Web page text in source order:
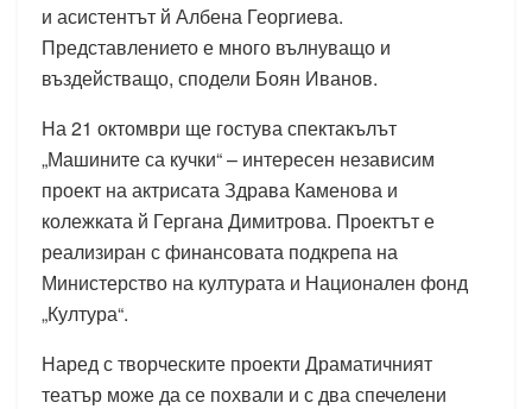
и асистентът й Албена Георгиева.
Представлението е много вълнуващо и
въздействащо, сподели Боян Иванов.
На 21 октомври ще гостува спектакълът
„Машините са кучки“ – интересен независим
проект на актрисата Здрава Каменова и
колежката й Гергана Димитрова. Проектът е
реализиран с финансовата подкрепа на
Министерство на културата и Национален фонд
„Култура“.
Наред с творческите проекти Драматичният
театър може да се похвали и с два спечелени